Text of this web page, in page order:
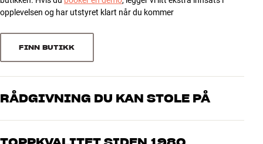
Kundeservice
Logg inn
Kundeservice
opplevelsen og har utstyret klart når du kommer
FINN BUTIKK
RÅDGIVNING DU KAN STOLE PÅ
Våre medarbeidere er ekte entusiaster som kjenner produktene og